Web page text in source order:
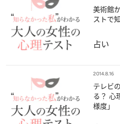
美術館か
ストで
占い
2014.8.16
テレビ
る？ 心
様度」